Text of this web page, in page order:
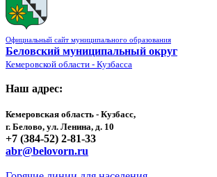
Официальный сайт муниципального образования
Беловский муниципальный округ
Кемеровской области - Кузбасса
Наш адрес:
Кемеровская область - Кузбасс,
г. Белово, ул. Ленина, д. 10
+7 (384-52) 2-81-33
abr@belovorn.ru